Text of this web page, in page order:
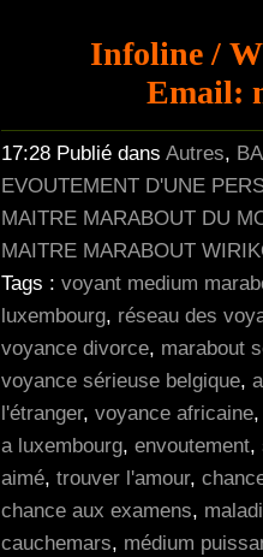
Infoline /
Email:
17:28 Publié dans Autres,
EVOUTEMENT D'UNE
MAITRE MARABOUT DU
MAITRE MARABOUT
Tags : voyant medium
luxembourg, réseau des
voyance divorce, marabout
voyance sérieuse belgique,
l'étranger, voyance africaine
a luxembourg, envoutement,
aimé, trouver l'amour,
chance aux examens,
cauchemars, médium